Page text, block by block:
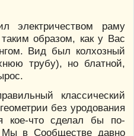
электричеством раму
образом, как у Вас
Вид был колхозный
трубу), но блатной,
классический
без уродования
кое-что сделал бы по-
в Сообществе давно